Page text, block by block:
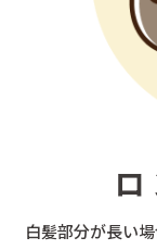
白髪部分が長い